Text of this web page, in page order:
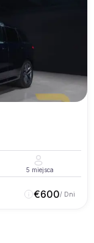
5 miejsca
€600/ Dni